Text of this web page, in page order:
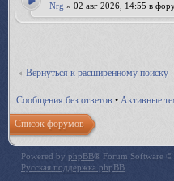
Nrg » 02 авг 2026, 14:55 в
Вернуться к расширенному поиску
Сообщения без ответов • Активные
Список форумов
Powered by phpBB® Forum Software ©
Русская поддержка phpBB